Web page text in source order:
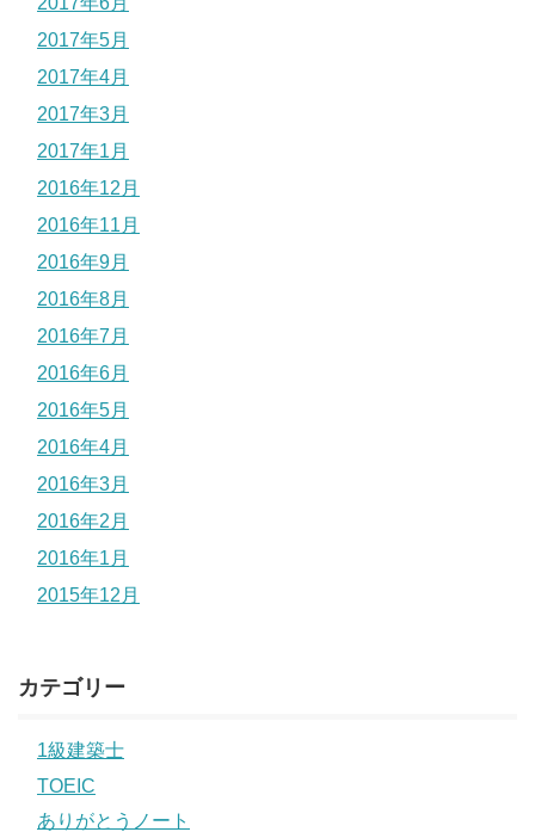
2017年5月
2017年4月
2017年3月
2017年1月
2016年12月
2016年11月
2016年9月
2016年8月
2016年7月
2016年6月
2016年5月
2016年4月
2016年3月
2016年2月
2016年1月
2015年12月
カテゴリー
1級建築士
TOEIC
ありがとうノート